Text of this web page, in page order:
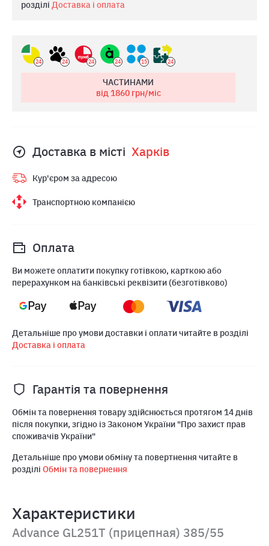
розділі Доставка і оплата
24 24 24 24 15 24
ЧАСТИНАМИ
від 1860грн/міс
Доставка в місті Харкiв
Кур'єром за адресою
Транспортною компанією
Оплата
Ви можете оплатити покупку готівкою, карткою або
перерахунком на банківські реквізити (безготівково)
Детальніше про умови доставки і оплати читайте в розділі
Доставка і оплата
Гарантія та повернення
Обмін та повернення товару здійснюється протягом 14 днів
після покупки, згідно із Законом України "Про захист прав
споживачів України"
Детальніше про умови обміну та повертнення читайте в
розділі Обмін та повернення
Характеристики
Advance GL251T (прицепная) 385/55